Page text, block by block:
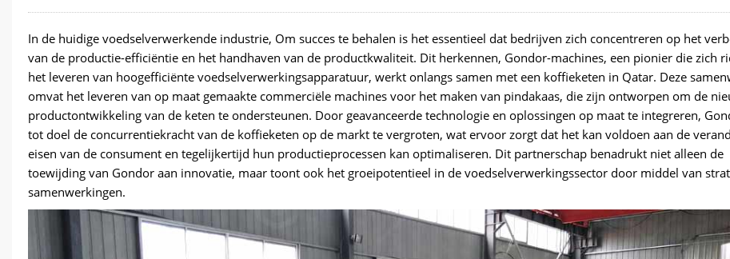
In de huidige voedselverwerkende industrie, Om succes te behalen is het essentieel dat bedrijven zich concentreren op het
van de productie-efficiëntie en het handhaven van de productkwaliteit. Dit herkennen, Gondor-machines, een pionier die zich
het leveren van hoogefficiënte voedselverwerkingsapparatuur, werkt onlangs samen met een koffieketen in Qatar. Deze
omvat het leveren van op maat gemaakte commerciële machines voor het maken van pindakaas, die zijn ontworpen om de
productontwikkeling van de keten te ondersteunen. Door geavanceerde technologie en oplossingen op maat te integreren,
tot doel de concurrentiekracht van de koffieketen op de markt te vergroten, wat ervoor zorgt dat het kan voldoen aan de
eisen van de consument en tegelijkertijd hun productieprocessen kan optimaliseren. Dit partnerschap benadrukt niet alleen de
toewijding van Gondor aan innovatie, maar toont ook het groeipotentieel in de voedselverwerkingssector door middel van
samenwerkingen.